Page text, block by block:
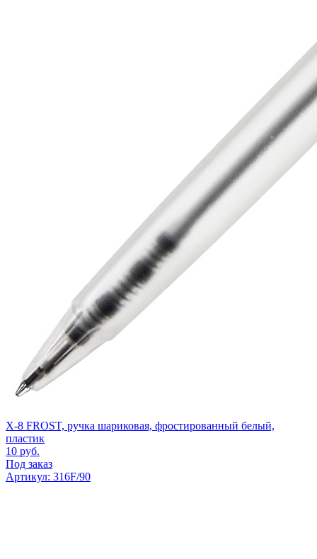
X-8 FROST, ручка шариковая, фростированный белый,
пластик
10 руб.
Под заказ
Артикул: 316F/90